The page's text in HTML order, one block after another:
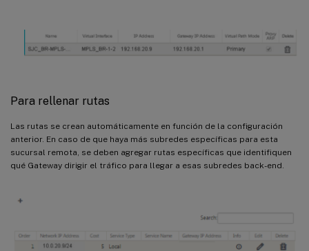
Para rellenar rutas
Las rutas se crean automáticamente en función de la configuración
anterior. En caso de que haya más subredes específicas para esta
sucursal remota, se deben agregar rutas específicas que identifiquen
qué Gateway dirigir el tráfico para llegar a esas subredes back-end.